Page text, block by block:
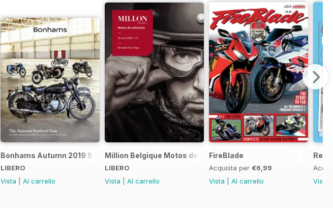
Bonhams Autumn 2019 Stafford Sale catalogue
LIBERO
Vista
Al carrello
Million Belgique Motos de collection
LIBERO
Vista
Al carrello
FireBlade
Acquista per €6,99
Vista
Al carrello
Vista